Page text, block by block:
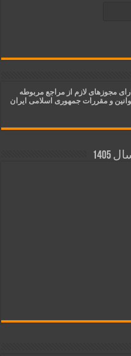
مجوزهای لازم از مراجع مربوطه
و مقررات جمهوری اسلامی ایران